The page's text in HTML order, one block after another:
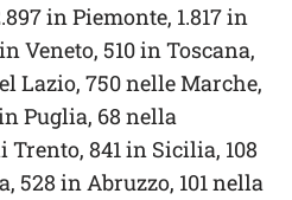
in Piemonte, 1.817 in
Veneto, 510 in Toscana,
Lazio, 750 nelle Marche,
Puglia, 68 nella
841 in Sicilia, 108
528 in Abruzzo, 101 nella